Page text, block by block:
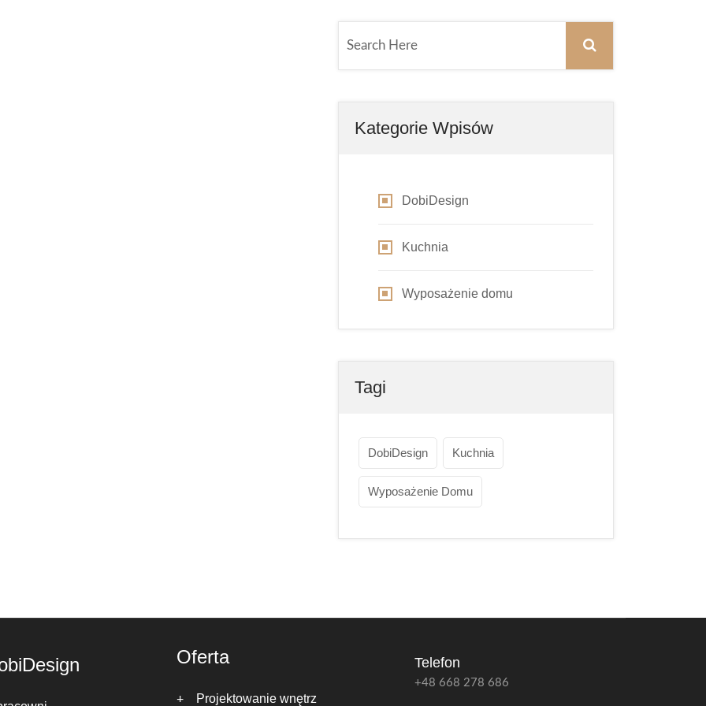
Kategorie Wpisów
DobiDesign
Kuchnia
Wyposażenie domu
Tagi
DobiDesign Kuchnia
Wyposażenie Domu
Oferta
Projektowanie wnętrz
Telefon
+48 668 278 686